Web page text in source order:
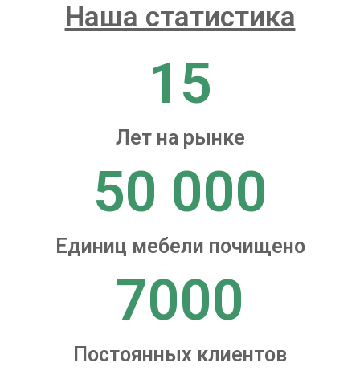
Наша статистика
15
Лет на рынке
50 000
Единиц мебели почищено
7000
Постоянных клиентов